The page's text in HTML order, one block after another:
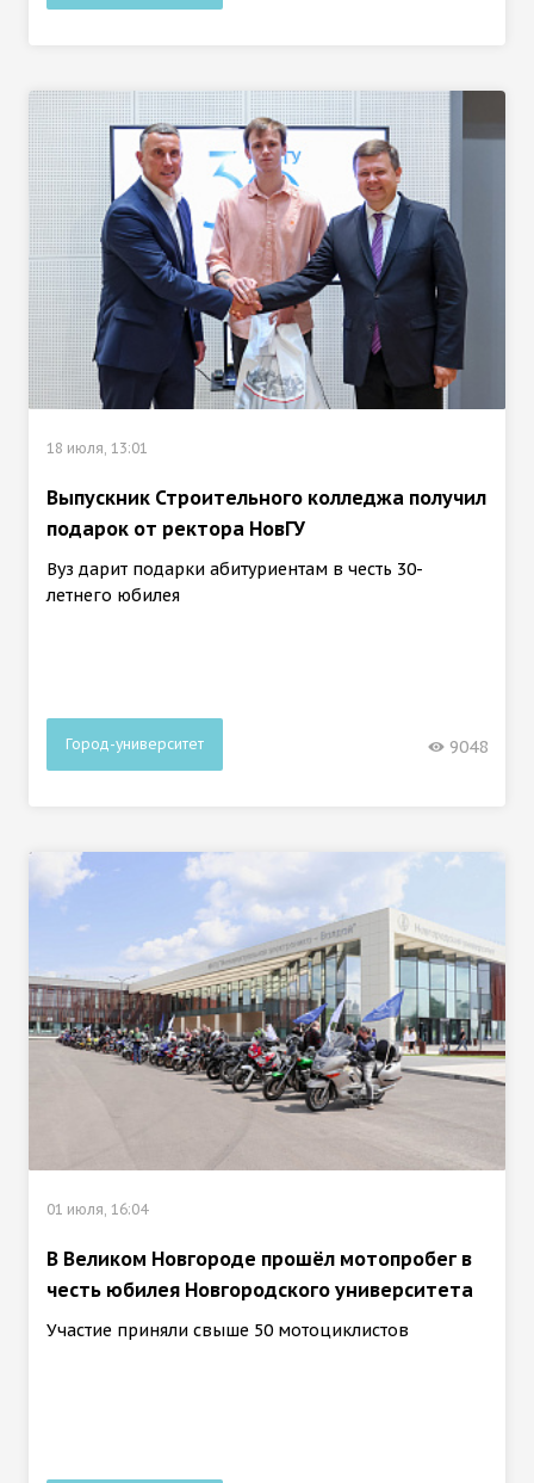
18 июля, 13:01
Выпускник Строительного колледжа получил
подарок от ректора НовГУ
Вуз дарит подарки абитуриентам в честь 30-
летнего юбилея
Город-университет 9048
01 июля, 16:04
В Великом Новгороде прошёл мотопробег в
честь юбилея Новгородского университета
Участие приняли свыше 50 мотоциклистов